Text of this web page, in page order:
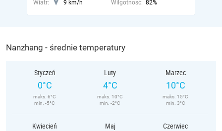
Wiatr:
9 km/h Wilgotność: 82%
Nanzhang - średnie temperatury
Styczeń
0°C
maks. 6°C
min. -5°C
Luty
4°C
maks. 10°C
min. -2°C
Marzec
10°C
maks. 15°C
min. 3°C
Kwiecień Maj Czerwiec